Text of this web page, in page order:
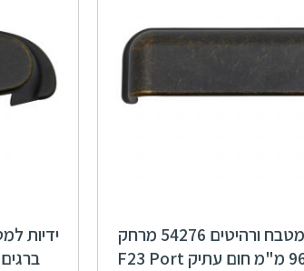
ידיות למטבח ורהיטים 54276 מרחק